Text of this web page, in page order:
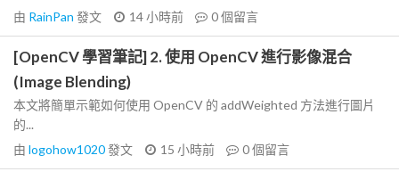
由 RainPan 發文 14 小時前 0個留言
[OpenCV 學習筆記] 2. 使用 OpenCV 進行影像混合
(Image Blending)
本文將簡單示範如何使用 OpenCV 的 addWeighted 方法進行圖片
的...
由 logohow1020發文 15 小時前 0個留言